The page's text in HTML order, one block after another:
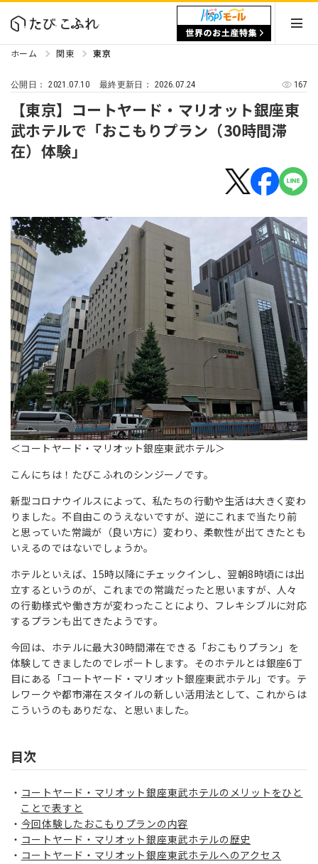
ホーム 関東 東京
公開日：2021.07.10 最終更新日： 2026.07.24 167
【東京】コートヤード・マリオット銀座東
武ホテルで「おこもりプラン（30時間滞
在）体験」
＜コートヤード・マリオット銀座東武ホテル＞
こんにちは！たびこふれのシンジーノです。
新型コロナウイルスによって、私たちの行動や生活は大きく変わ
りました。不自由このうえないですが、逆にこれまで当たり前
と思っていた常識が（良い方に）変わり、柔軟性が出てきたとも
いえるのではないでしょうか。
ホテルといえば、15時以降にチェックインし、翌朝8時頃には出
立するというのが、これまでの常識だったと思いますが、人々
の行動様式や働き方が変わったことにより、フレキシブルに対応
するプランも出てきたようです。
今回は、ホテルに最大30時間滞在できる「おこもりプラン」を
体験してきましたのでレポートします。そのホテルとは銀座6丁
目にある「コートヤード・マリオット銀座東武ホテル」です。テ
レワークや都市滞在スタイルの新しい活用法として、これからは
こういうのもありだな、と思いました。
目次
コートヤード・マリオット銀座東武ホテルのメリットをひと
ことで表すと
今回体験したおこもりプランの内容
コートヤード・マリオット銀座東武ホテルの歴史
コートヤード・マリオット銀座東武ホテルへのアクセス